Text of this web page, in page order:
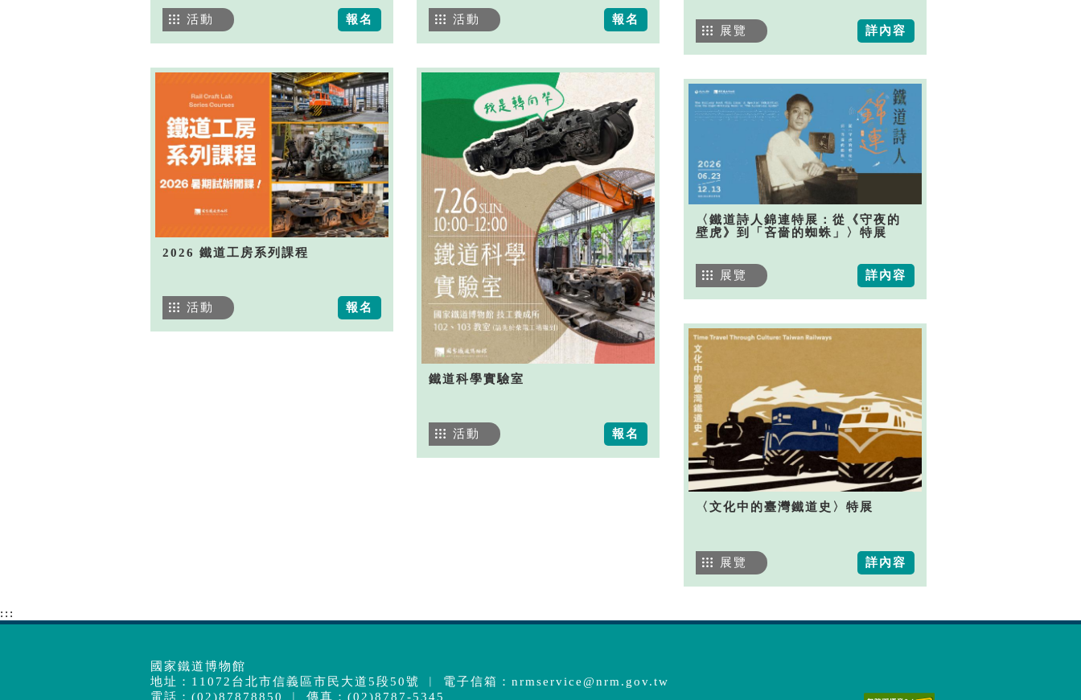
報名
活動 報名
活動
詳內容
展覽
2026 鐵道工房系列課程
報名
活動
鐵道科學實驗室
報名
活動
〈鐵道詩人錦連特展：從《守夜的
壁虎》到「吝嗇的蜘蛛」〉特展
詳內容
展覽
〈文化中的臺灣鐵道史〉特展
詳內容
展覽
:::
國家鐵道博物館
地址：11072台北市信義區市民大道5段50號 ︱ 電子信箱： nrmservice@nrm.gov.tw
電話：(02)87878850 ︱ 傳真：(02)8787-5345